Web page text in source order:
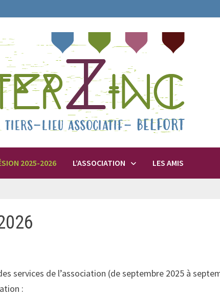
2025-2026 L’ASSOCIATION LES AMIS
services de l’association (de septembre 2025 à
: